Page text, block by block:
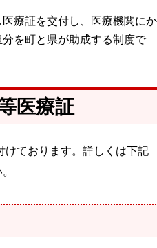
療証を交付し、医療機関にか
を町と県が助成する制度で
医療証
けております。詳しくは下記